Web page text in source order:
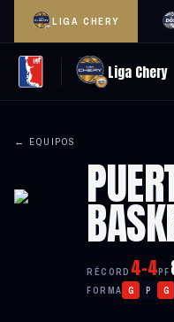
LIGA CHERY
Liga Chery
← EQUIPOS
RÉCORD 4-4PF
FORMA G P G